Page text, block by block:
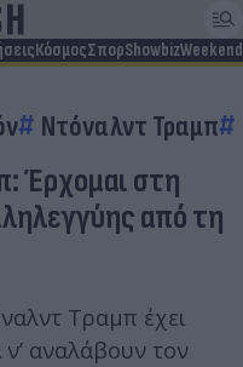
ΚόσμοςΣπορShowbizWeekend
Ντόναλντ Τραμπ
Έρχομαι στη
από τη
Τραμπ έχει
αναλάβουν τον